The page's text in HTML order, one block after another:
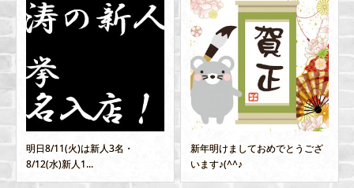
新年明けましておめでとうござ
います♪(^^♪
11/11(土)～11/17(木)札幌店か
らアイド...